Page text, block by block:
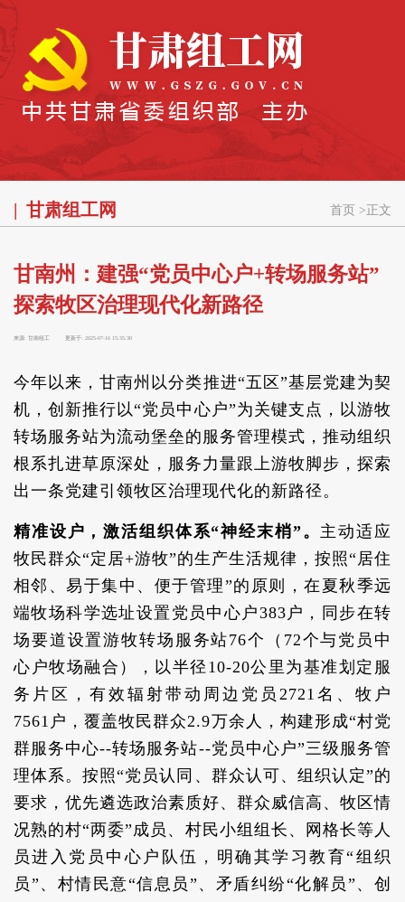
甘肃组工网 首页 > 正文
甘南州：建强“党员中心户+转场服务站”
探索牧区治理现代化新路径
来源: 甘南组工 更新于: 2025-07-16 15:35:30
今年以来，甘南州以分类推进“五区”基层党建为契
机，创新推行以“党员中心户”为关键支点，以游牧
转场服务站为流动堡垒的服务管理模式，推动组织
根系扎进草原深处，服务力量跟上游牧脚步，探索
出一条党建引领牧区治理现代化的新路径。
精准设户，激活组织体系“神经末梢”。 主动适应
牧民群众“定居+游牧”的生产生活规律，按照“居住
相邻、易于集中、便于管理”的原则，在夏秋季远
端牧场科学选址设置党员中心户383户，同步在转
场要道设置游牧转场服务站76个（72个与党员中
心户牧场融合），以半径10-20公里为基准划定服
务片区，有效辐射带动周边党员2721名、牧户
7561户，覆盖牧民群众2.9万余人，构建形成“村党
群服务中心--转场服务站--党员中心户”三级服务管
理体系。按照“党员认同、群众认可、组织认定”的
要求，优先遴选政治素质好、群众威信高、牧区情
况熟的村“两委”成员、村民小组组长、网格长等人
员进入党员中心户队伍，明确其学习教育“组织
员”、村情民意“信息员”、矛盾纠纷“化解员”、创